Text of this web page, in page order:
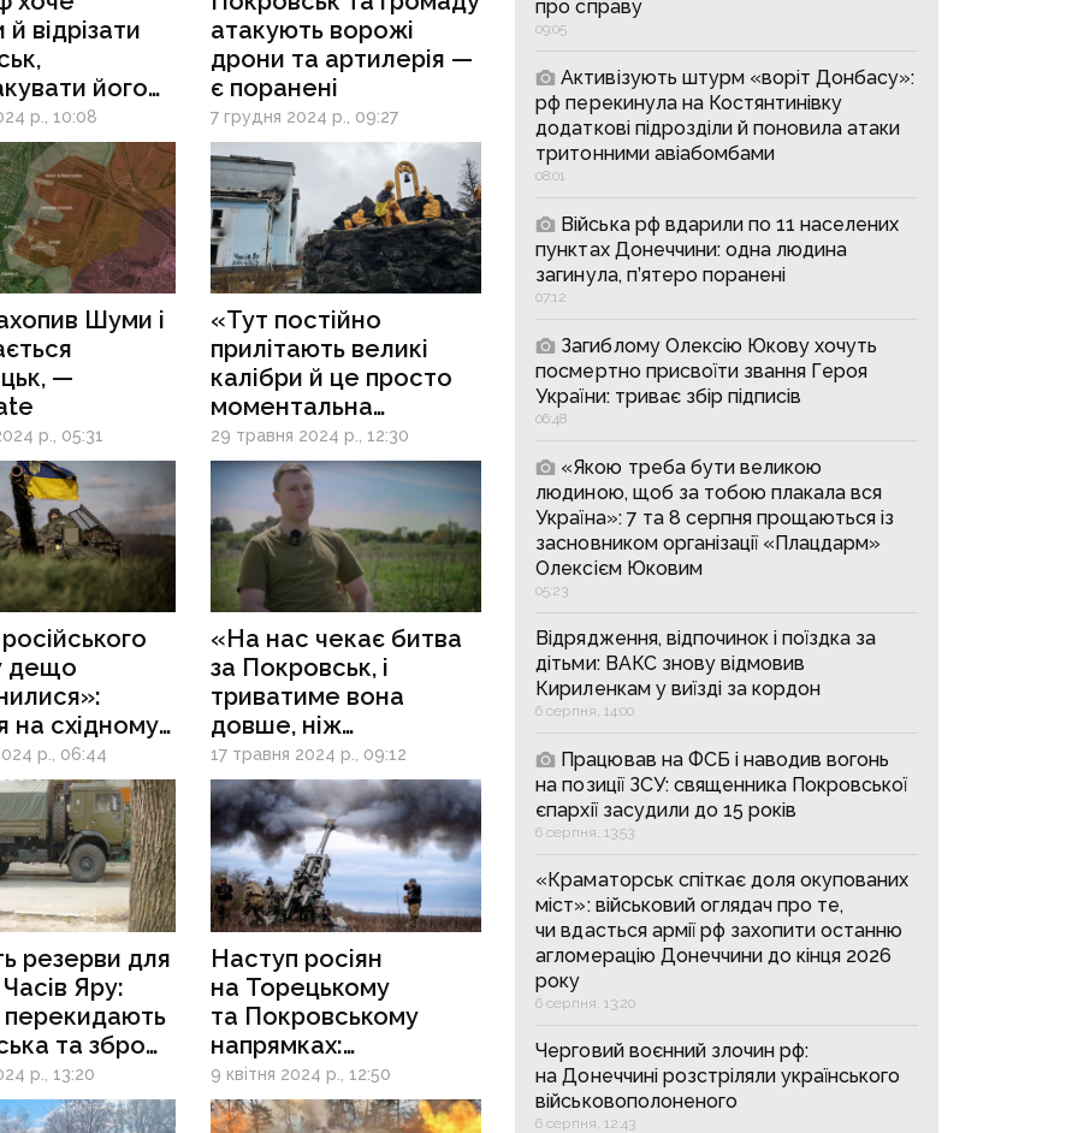
відрізати
його
аналітик
р., 10:08
атакують ворожі
дрони та артилерія —
є поранені
7 грудня 2024 р., 09:27
Шуми і
—
р., 05:31
«Тут постійно
прилітають великі
калібри й це просто
моментальна
смерть»: росіяни
безперервно
обстрілюють Часів Яр
29 травня 2024 р., 12:30
дещо
на східному
р., 06:44
«На нас чекає битва
за Покровськ, і
триватиме вона
довше, ніж
Бахмут», — військовий
про розвиток подій
на Донеччині
17 травня 2024 р., 09:12
резерви для
Яру:
перекидають
та зброю
р., 13:20
Наступ росіян
на Торецькому
та Покровському
напрямках:
що «готують»
окупанти
9 квітня 2024 р., 12:50
про справу
09:05
Активізують штурм «воріт Донбасу»:
рф перекинула на Костянтинівку
додаткові підрозділи й поновила атаки
тритонними авіабомбами
08:01
Війська рф вдарили по 11 населених
пунктах Донеччини: одна людина
загинула, п’ятеро поранені
07:12
Загиблому Олексію Юкову хочуть
посмертно присвоїти звання Героя
України: триває збір підписів
06:48
«Якою треба бути великою
людиною, щоб за тобою плакала вся
Україна»: 7 та 8 серпня прощаються із
засновником організації «Плацдарм»
Олексієм Юковим
05:23
Відрядження, відпочинок і поїздка за
дітьми: ВАКС знову відмовив
Кириленкам у виїзді за кордон
6 серпня, 14:00
Працював на ФСБ і наводив вогонь
на позиції ЗСУ: священника Покровської
єпархії засудили до 15 років
6 серпня, 13:53
«Краматорськ спіткає доля окупованих
міст»: військовий оглядач про те,
чи вдасться армії рф захопити останню
агломерацію Донеччини до кінця 2026
року
6 серпня, 13:20
Черговий воєнний злочин рф:
на Донеччині розстріляли українського
військовополоненого
6 серпня, 12:43